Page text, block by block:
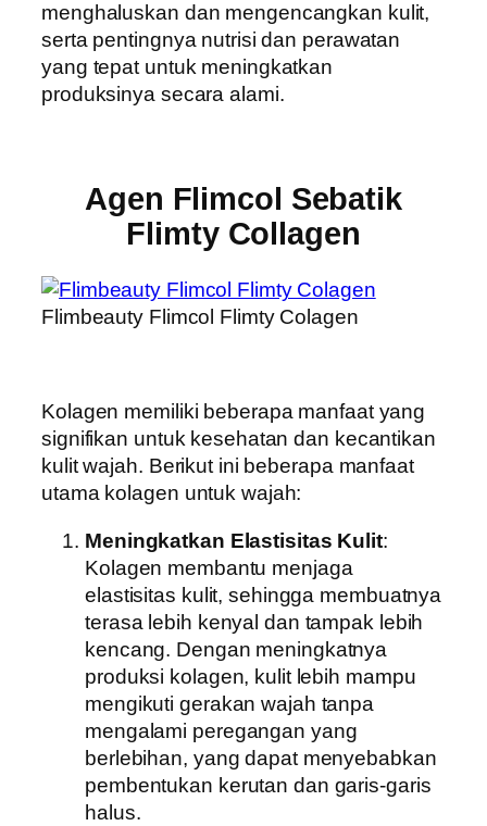
menghaluskan dan mengencangkan kulit,
serta pentingnya nutrisi dan perawatan
yang tepat untuk meningkatkan
produksinya secara alami.
Agen Flimcol Sebatik
Flimty Collagen
Flimbeauty Flimcol Flimty Colagen
Kolagen memiliki beberapa manfaat yang
signifikan untuk kesehatan dan kecantikan
kulit wajah. Berikut ini beberapa manfaat
utama kolagen untuk wajah:
Meningkatkan Elastisitas Kulit:
Kolagen membantu menjaga
elastisitas kulit, sehingga membuatnya
terasa lebih kenyal dan tampak lebih
kencang. Dengan meningkatnya
produksi kolagen, kulit lebih mampu
mengikuti gerakan wajah tanpa
mengalami peregangan yang
berlebihan, yang dapat menyebabkan
pembentukan kerutan dan garis-garis
halus.